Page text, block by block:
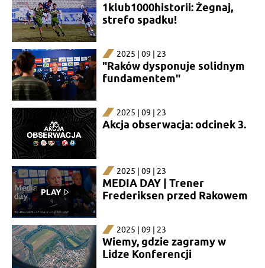
1klub1000historii: Żegnaj,
strefo spadku!
2025 | 09 | 23
"Raków dysponuje solidnym
fundamentem"
2025 | 09 | 23
Akcja obserwacja: odcinek 3.
2025 | 09 | 23
MEDIA DAY | Trener
Frederiksen przed Rakowem
2025 | 09 | 23
Wiemy, gdzie zagramy w
Lidze Konferencji